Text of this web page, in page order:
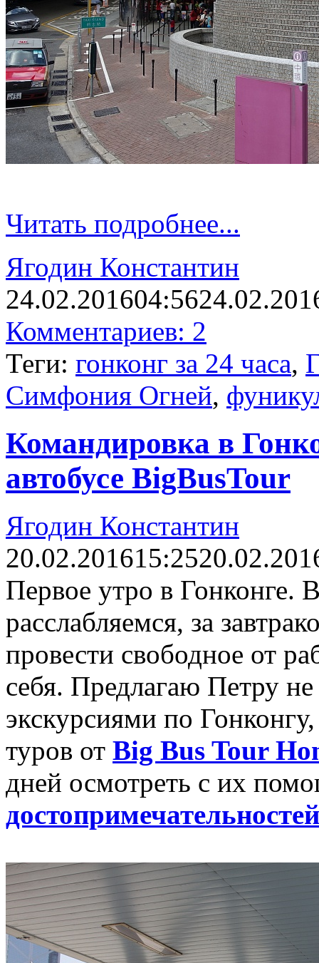
Читать подробнее...
Ягодин Константин
24.02.201604:56
Комментариев: 2
Теги: гонконг за 24 часа,
Симфония Огней,
Командировка в
автобусе BigBusTour
Ягодин Константин
20.02.201615:25
Первое утро в Гонконге.
расслабляемся, за
провести свободное от
себя. Предлагаю Петру
экскурсиями по
туров от Big Bus Tour
дней осмотреть с их